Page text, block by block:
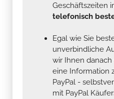
Geschäftszeiten
telefonisch
Egal wie Sie
unverbindliche
wir Ihnen
eine Information
PayPal -
mit PayPal